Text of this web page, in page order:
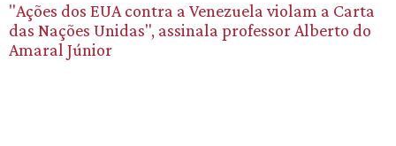
"Ações dos EUA contra a Venezuela violam a Carta
das Nações Unidas", assinala professor Alberto do
Amaral Júnior